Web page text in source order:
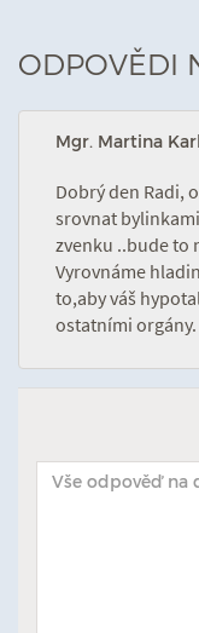
ODPOVĚDI
Mgr. Martina
Dobrý den Radi,
srovnat
zvenku ..bude to
Vyrovnáme
to,aby váš
ostatními